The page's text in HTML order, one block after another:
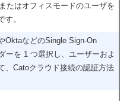
たはオフィスモードのユーザを
す。
OktaなどのSingle Sign-On
ーを 1 つ選択し、ユーザーおよ
、Catoクラウド接続の認証方法